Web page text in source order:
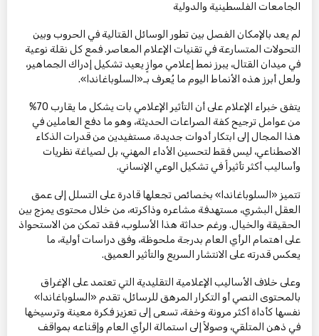
الجامعات الفلسطينية والدولية
لم يعد بالإمكان الفصل بين تطور الوسائل القتالية في الحروب وبين
التحولات المتسارعة في تقنيات الإعلام المعاصر. فمع كل نقلة نوعية
في ميدان القتال، يبرز نمط إعلامي موازٍ يعيد تشكيل إدراك الجماهير،
ولعل أبرز هذه الأنماط اليوم ما يُعرف بـ«السلوباغاندا».
يتفق خبراء الإعلام على أن التأثير الإعلامي بات يشكل ما يقارب 70%
من عوامل ترجيح كفة الصراعات الحديثة، وهو ما دفع العاملين في
هذا المجال إلى ابتكار أدوات جديدة، مستفيدين من قدرات الذكاء
الاصطناعي، ليس فقط لتحسين الأداء المهني، بل لصياغة نظريات
وأساليب أكثر تأثيراً في تشكيل الوعي الإنساني.
تتميز «السلوباغاندا» بخصائص تجعلها قادرة على التسلل إلى عمق
العقل البشري، مستهدفة مشاعره وذاكرته، من خلال محتوى يمزج بين
الحقيقة والخيال. ورغم حداثة هذا الأسلوب، فقد تمكن من الاستحواذ
على اهتمام الرأي العام بدرجة ملحوظة، وفق دراسات أولية، ما
يعكس قدرته على الانتشار السريع والتأثير العميق.
وعلى خلاف الأساليب الإعلامية التقليدية التي تعتمد على الإغراق
بالمحتوى النصي أو التكرار المرهق للرسائل، تقدم «السلوباغاندا»
نفسها كأداة أكثر مرونة وخفة، تسعى إلى تعزيز فكرة معينة وترسيخها
في ذهن المتلقي، وصولاً إلى استمالة الرأي العام وإقناعه بمواقف